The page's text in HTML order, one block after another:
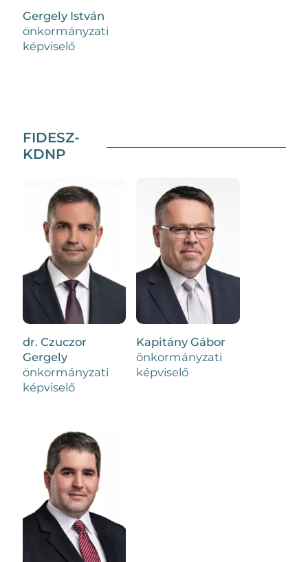
Gergely István
önkormányzati
képviselő
FIDESZ-
KDNP
dr. Czuczor
Gergely
önkormányzati
képviselő
Kapitány Gábor
önkormányzati
képviselő